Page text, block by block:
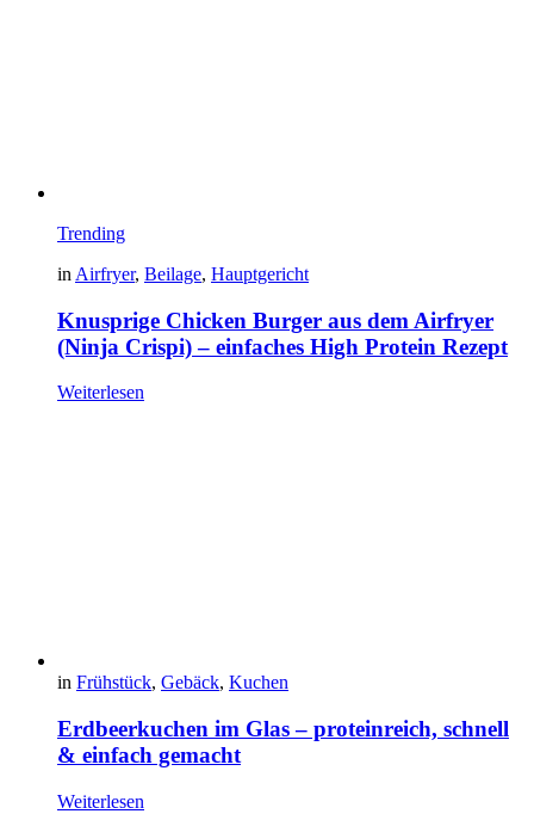
Trending
in Airfryer, Beilage, Hauptgericht
Knusprige Chicken Burger aus dem Airfryer
(Ninja Crispi) – einfaches High Protein Rezept
Weiterlesen
in Frühstück, Gebäck, Kuchen
Erdbeerkuchen im Glas – proteinreich, schnell
& einfach gemacht
Weiterlesen